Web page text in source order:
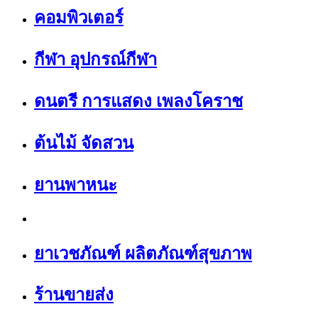
คอมพิวเตอร์
กีฬา อุปกรณ์กีฬา
ดนตรี การแสดง เพลงโคราช
ต้นไม้ จัดสวน
ยานพาหนะ
ยาเวชภัณฑ์ ผลิตภัณฑ์สุขภาพ
ร้านขายส่ง